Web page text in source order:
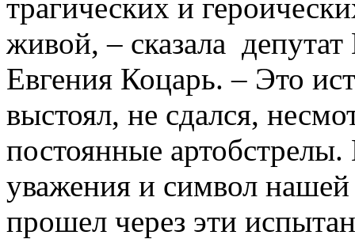
трагических и
живой, – сказала
Евгения Коцарь. – Это
выстоял, не сдался,
постоянные
уважения и символ нашей
прошел через эти